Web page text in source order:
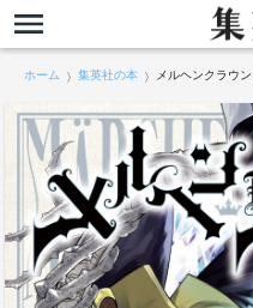
ホーム 集英社の本 メルヘンクラウン